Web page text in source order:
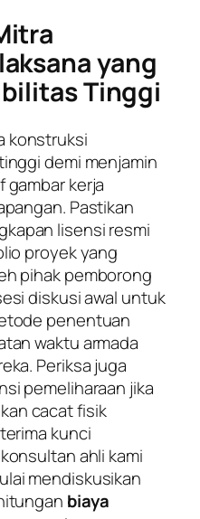
yang
Tinggi
konstruksi
demi menjamin
gambar kerja
Pastikan
lisensi resmi
proyek yang
pihak pemborong
diskusi awal untuk
penentuan
waktu armada
Periksa juga
pemeliharaan jika
cacat fisik
kunci
ahli kami
mendiskusikan
biaya